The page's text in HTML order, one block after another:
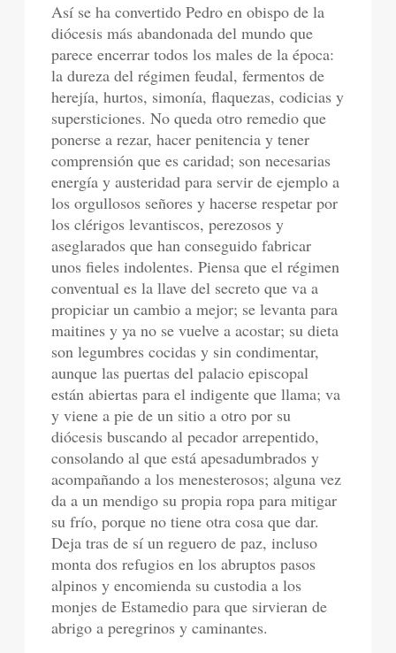
Así se ha convertido Pedro en obispo de la
diócesis más abandonada del mundo que
parece encerrar todos los males de la época:
la dureza del régimen feudal, fermentos de
herejía, hurtos, simonía, flaquezas, codicias y
supersticiones. No queda otro remedio que
ponerse a rezar, hacer penitencia y tener
comprensión que es caridad; son necesarias
energía y austeridad para servir de ejemplo a
los orgullosos señores y hacerse respetar por
los clérigos levantiscos, perezosos y
aseglarados que han conseguido fabricar
unos fieles indolentes. Piensa que el régimen
conventual es la llave del secreto que va a
propiciar un cambio a mejor; se levanta para
maitines y ya no se vuelve a acostar; su dieta
son legumbres cocidas y sin condimentar,
aunque las puertas del palacio episcopal
están abiertas para el indigente que llama; va
y viene a pie de un sitio a otro por su
diócesis buscando al pecador arrepentido,
consolando al que está apesadumbrados y
acompañando a los menesterosos; alguna vez
da a un mendigo su propia ropa para mitigar
su frío, porque no tiene otra cosa que dar.
Deja tras de sí un reguero de paz, incluso
monta dos refugios en los abruptos pasos
alpinos y encomienda su custodia a los
monjes de Estamedio para que sirvieran de
abrigo a peregrinos y caminantes.